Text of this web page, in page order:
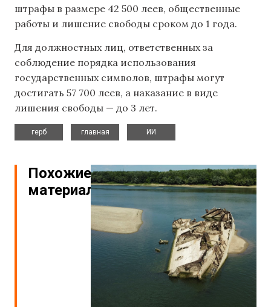
штрафы в размере 42 500 леев, общественные
работы и лишение свободы сроком до 1 года.
Для должностных лиц, ответственных за
соблюдение порядка использования
государственных символов, штрафы могут
достигать 57 700 леев, а наказание в виде
лишения свободы — до 3 лет.
герб
главная
ИИ
Похожие
материалы